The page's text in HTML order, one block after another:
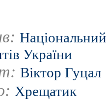
України
Віктор Гуцал
Хрещатик